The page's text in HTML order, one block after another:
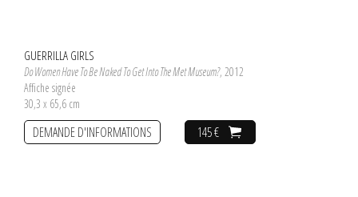
GUERRILLA GIRLS
Do Women Have To Be Naked To Get Into The Met Museum?, 2012
Affiche signée
30,3 x 65,6 cm
145 €
DEMANDE D'INFORMATIONS